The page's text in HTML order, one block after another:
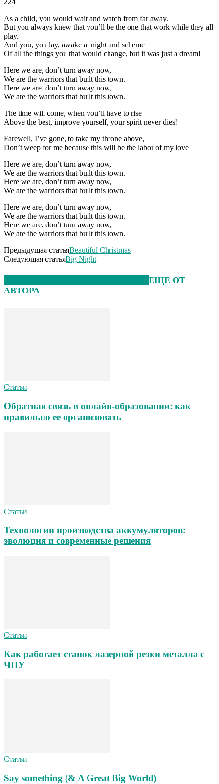
224
As a child, you would wait and watch from far away.
But you always knew that you’ll be the one that work while they all
play.
And you, you lay, awake at night and scheme
Of all the things you that would change, but it was just a dream!
Here we are, don’t turn away now,
We are the warriors that built this town.
Here we are, don’t turn away now,
We are the warriors that built this town.
The time will come, when you’ll have to rise
Above the best, improve yourself, your spirit never dies!
Farewell, I’ve gone, to take my throne above,
Don’t weep for me because this will be the labor of my love
Here we are, don’t turn away now,
We are the warriors that built this town.
Here we are, don’t turn away now,
We are the warriors that built this town.
Here we are, don’t turn away now,
We are the warriors that built this town.
Here we are, don’t turn away now,
We are the warriors that built this town.
Предыдущая статьяBeautiful Christmas
Следующая статьяBig Night
ЕЩЕ ОТ
АВТОРА
Статьи
Обратная связь в онлайн-образовании: как
правильно ее организовать
Статьи
Технологии производства аккумуляторов:
эволюция и современные решения
Статьи
Как работает станок лазерной резки металла с
ЧПУ
Статьи
Say something (& A Great Big World)